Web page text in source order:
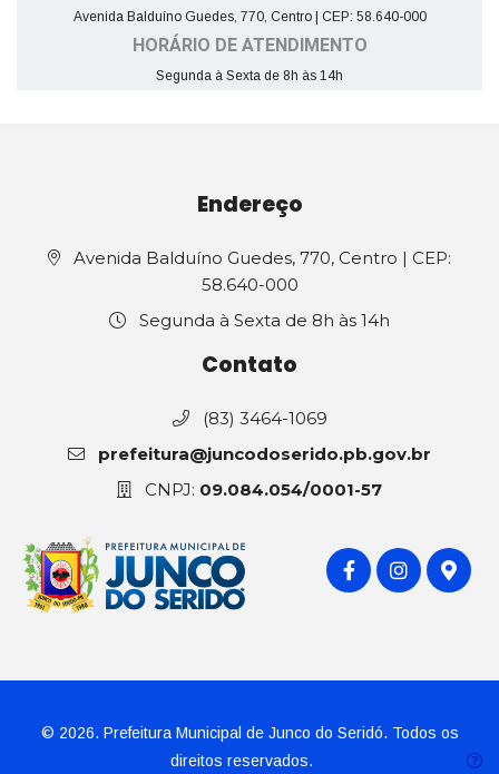
Avenida Balduíno Guedes, 770, Centro | CEP: 58.640-000
HORÁRIO DE ATENDIMENTO
Segunda à Sexta de 8h às 14h
Endereço
Avenida Balduíno Guedes, 770, Centro | CEP:
58.640-000
Segunda à Sexta de 8h às 14h
Contato
(83) 3464-1069
prefeitura@juncodoserido.pb.gov.br
CNPJ: 09.084.054/0001-57
© 2026. Prefeitura Municipal de Junco do Seridó. Todos os
direitos reservados.